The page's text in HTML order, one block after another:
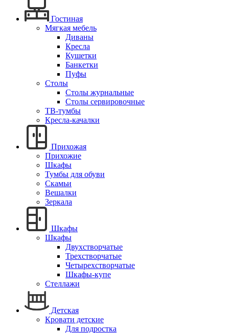
Гостиная
Мягкая мебель
Диваны
Кресла
Кушетки
Банкетки
Пуфы
Столы
Столы журнальные
Столы сервировочные
ТВ-тумбы
Кресла-качалки
Прихожая
Прихожие
Шкафы
Тумбы для обуви
Скамьи
Вешалки
Зеркала
Шкафы
Шкафы
Двухстворчатые
Трехстворчатые
Четырехстворчатые
Шкафы-купе
Стеллажи
Детская
Кровати детские
Для подростка